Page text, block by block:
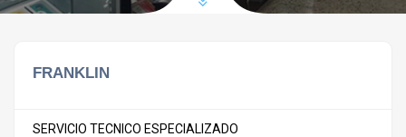
FRANKLIN
SERVICIO TECNICO ESPECIALIZADO